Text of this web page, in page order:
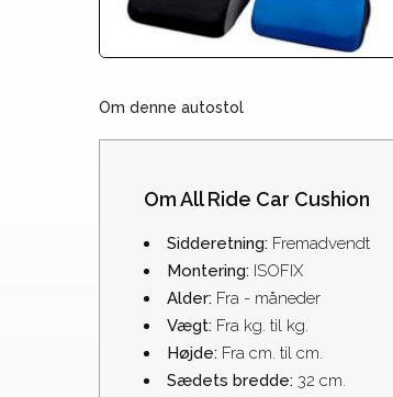
Om denne autostol
Om All Ride Car Cushion
Sidderetning: Fremadvendt
Montering: ISOFIX
Alder: Fra - måneder
Vægt: Fra kg. til kg.
Højde: Fra cm. til cm.
Sædets bredde: 32 cm.